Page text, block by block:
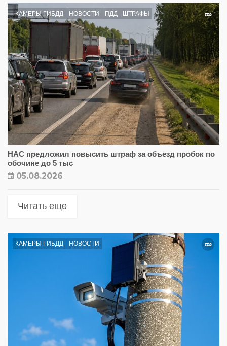
КАМЕРЫ ГИБДД НОВОСТИ ПДД - ШТРАФЫ
НАС предложил повысить штраф за объезд пробок по
обочине до 5 тыс
05.08.2026
Читать еще
КАМЕРЫ ГИБДД НОВОСТИ